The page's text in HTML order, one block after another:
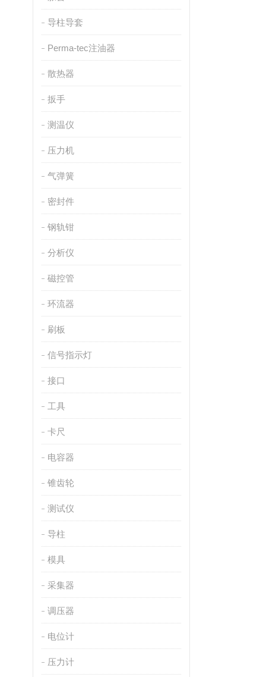
导柱导套
Perma-tec注油器
散热器
扳手
测温仪
压力机
气弹簧
密封件
钢轨钳
分析仪
磁控管
环流器
刷板
信号指示灯
接口
工具
卡尺
电容器
锥齿轮
测试仪
导柱
模具
采集器
调压器
电位计
压力计